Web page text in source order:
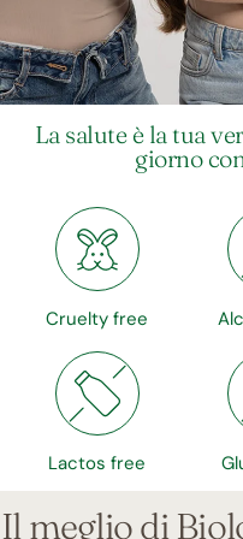
La salute è la tua
giorno
Cruelty free
Lactos free
Il meglio di